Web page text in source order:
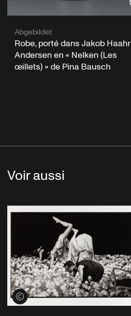
Abgebildet
Robe, porté dans Jakob Haahr
Andersen en « Nelken (Les
œillets) » de Pina Bausch
Voir aussi
Voir les crédits